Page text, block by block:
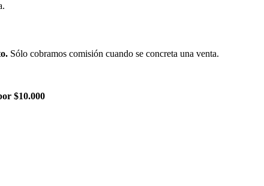
Sólo cobramos comisión cuando se concreta una venta.
$10.000